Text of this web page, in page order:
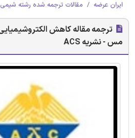
ایران عرضه مقالات ترجمه شده رشته شیمی
مس - نشریه ACS